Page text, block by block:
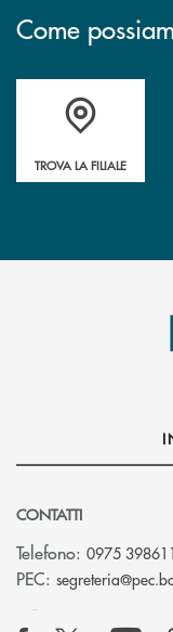
Come
Accedi all' elenco
TROVA LA FILIALE
CONTATTI
Telefono: 0975 398611
PEC: